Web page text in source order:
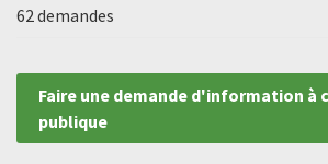
62 demandes
Faire une demande d'information
publique